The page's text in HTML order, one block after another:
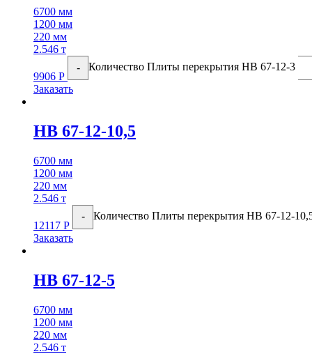
6700 мм
1200 мм
220 мм
2.546 т
9906 Р
-
Количество Плиты перекрытия НВ 67-12-3
Заказать
НВ 67-12-10,5
6700 мм
1200 мм
220 мм
2.546 т
12117 Р
-
Количество Плиты перекрытия НВ 67-12-
Заказать
НВ 67-12-5
6700 мм
1200 мм
220 мм
2.546 т